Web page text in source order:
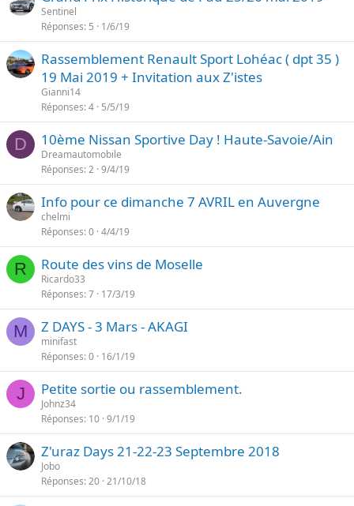
Sentinel
Réponses 5 1/6/19
Rassemblement Renault Sport Lohéac ( dpt 35 )
19 Mai 2019 + Invitation aux Z'istes
Gianni14
Réponses 4 5/5/19
D 10ème Nissan Sportive Day ! Haute-Savoie/Ain
Dreamautomobile
Réponses 2 9/4/19
Info pour ce dimanche 7 AVRIL en Auvergne
chelmi
Réponses 0 4/4/19
R Route des vins de Moselle
Ricardo33
Réponses 7 17/3/19
M Z DAYS - 3 Mars - AKAGI
minifast
Réponses 0 16/1/19
J Petite sortie ou rassemblement.
Johnz34
Réponses 10 9/1/19
Z'uraz Days 21-22-23 Septembre 2018
Jobo
Réponses 20 21/10/18